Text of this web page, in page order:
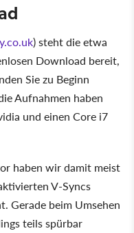
) steht die etwa
Download bereit,
Sie zu Beginn
Aufnahmen haben
und einen Core i7
haben wir damit meist
V-Syncs
Gerade beim Umsehen
teils spürbar